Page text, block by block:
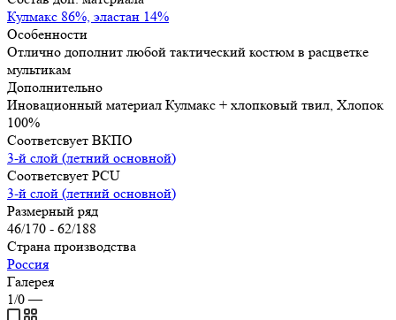
Кулмакс 86%, эластан 14%
Особенности
Отлично дополнит любой тактический костюм в расцветке
мультикам
Дополнительно
Иновационный материал Кулмакс + хлопковый твил, Хлопок
100%
Соответсвует ВКПО
3-й слой (летний основной)
Соответсвует PCU
3-й слой (летний основной)
Размерный ряд
46/170 - 62/188
Страна производства
Россия
Галерея
1/0 —